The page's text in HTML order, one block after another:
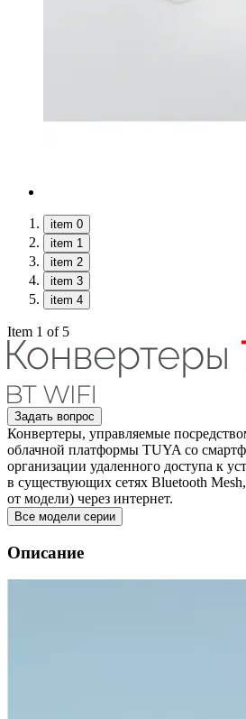
item 0
item 1
item 2
item 3
item 4
Item 1 of 5
Задать вопрос
Конвертеры, управляемые
облачной платформы TUYA со
организации удаленного доступа к
в существующих сетях Bluetooth
от модели) через интернет.
Все модели серии
Описание